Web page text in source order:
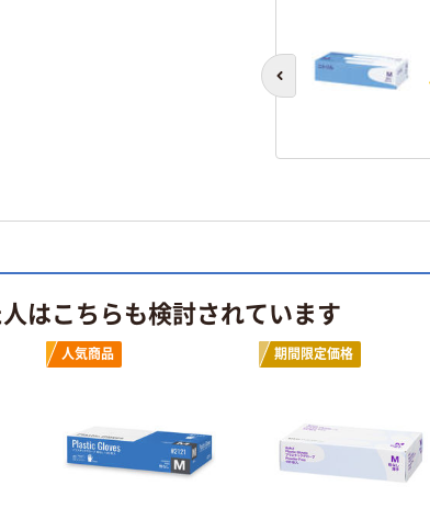
前のスライドへ
はこちらも検討されています
人気商品 期間限定価格